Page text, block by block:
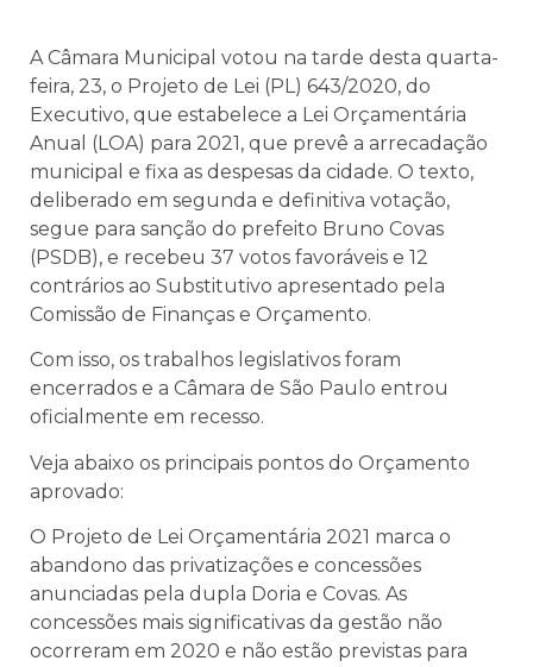
A Câmara Municipal votou na tarde desta quarta-
feira, 23, o Projeto de Lei (PL) 643/2020, do
Executivo, que estabelece a Lei Orçamentária
Anual (LOA) para 2021, que prevê a arrecadação
municipal e fixa as despesas da cidade. O texto,
deliberado em segunda e definitiva votação,
segue para sanção do prefeito Bruno Covas
(PSDB), e recebeu 37 votos favoráveis e 12
contrários ao Substitutivo apresentado pela
Comissão de Finanças e Orçamento.
Com isso, os trabalhos legislativos foram
encerrados e a Câmara de São Paulo entrou
oficialmente em recesso.
Veja abaixo os principais pontos do Orçamento
aprovado:
O Projeto de Lei Orçamentária 2021 marca o
abandono das privatizações e concessões
anunciadas pela dupla Doria e Covas. As
concessões mais significativas da gestão não
ocorreram em 2020 e não estão previstas para